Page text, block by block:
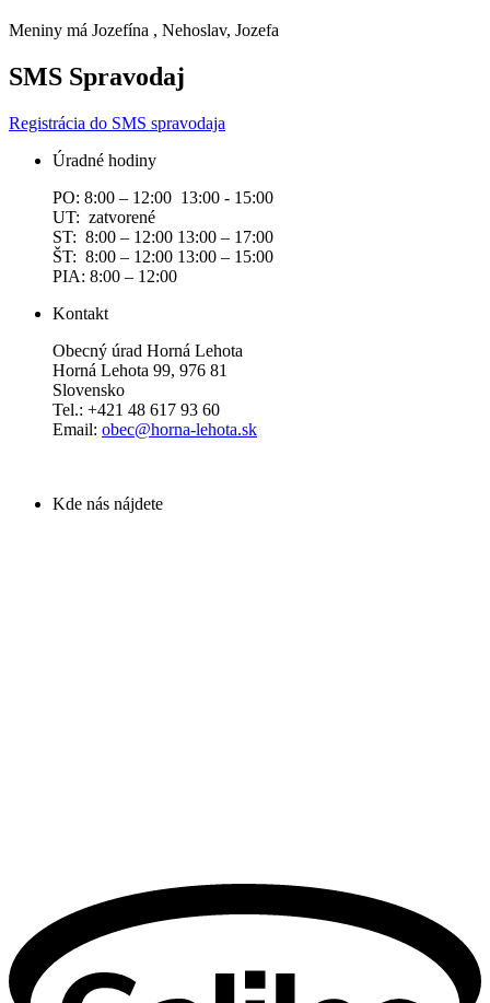
Meniny má Jozefína , Nehoslav, Jozefa
SMS Spravodaj
Registrácia do SMS spravodaja
Úradné hodiny
PO: 8:00 – 12:00 13:00 - 15:00
UT: zatvorené
ST: 8:00 – 12:00 13:00 – 17:00
ŠT: 8:00 – 12:00 13:00 – 15:00
PIA: 8:00 – 12:00
Kontakt
Obecný úrad Horná Lehota
Horná Lehota 99, 976 81
Slovensko
Tel.: +421 48 617 93 60
Email: obec@horna-lehota.sk
Kde nás nájdete